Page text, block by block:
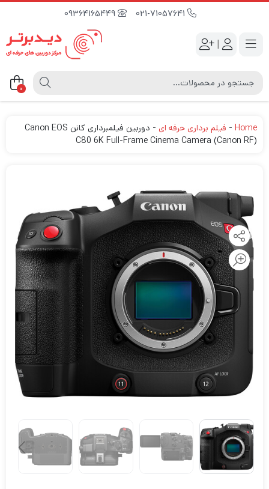
09364165449
|
0
Home
- فیلم برداری حرفه ای -
دوربین فیلمبرداری کانن Canon EOS
C80 6K Full-Frame Cinema Camera (Canon RF)